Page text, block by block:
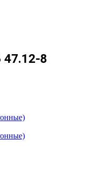
47.12-8